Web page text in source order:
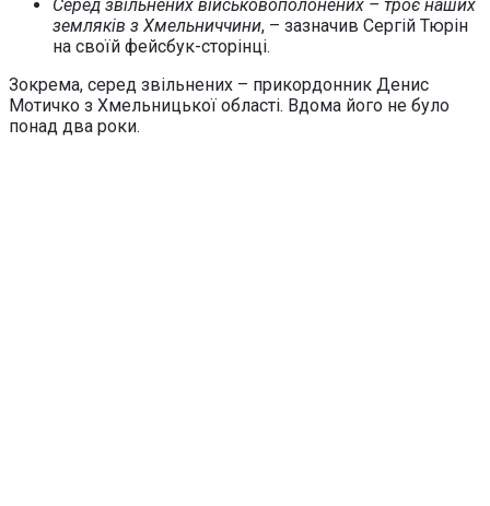
Серед звільнених військовополонених – троє наших
земляків з Хмельниччини, – зазначив Сергій Тюрін
на своїй фейсбук-сторінці.
Зокрема, серед звільнених – прикордонник Денис
Мотичко з Хмельницької області. Вдома його не було
понад два роки.